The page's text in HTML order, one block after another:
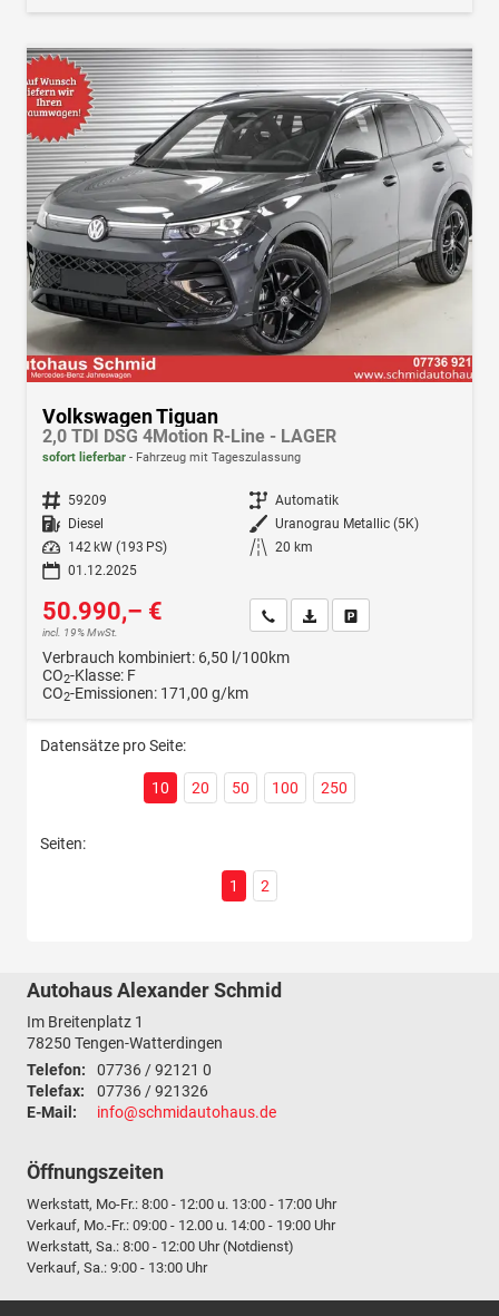
Volkswagen Tiguan
2,0 TDI DSG 4Motion R-Line - LAGER
sofort lieferbar Fahrzeug mit Tageszulassung
Fahrzeugnr. 59209 Getriebe Automatik
Kraftstoff Diesel Außenfarbe Uranograu Metallic (5K)
Leistung
142 kW (193 PS) Kilometerstand 20 km
01.12.2025
50.990,– €
incl. 19% MwSt.
Wir rufen Sie anFahrzeugexposé (PDF)
Verbrauch kombiniert: 6,50 l/100km
CO2-Klasse: F
CO2-Emissionen: 171,00 g/km
Datensätze pro Seite:
10 20 50 100 250
Seiten:
1 2
Autohaus Alexander Schmid
Im Breitenplatz 1
78250 Tengen-Watterdingen
Telefon:
07736 / 92121 0
Telefax:
07736 / 921326
E-Mail:
info@schmidautohaus.de
Öffnungszeiten
Werkstatt, Mo-Fr.: 8:00 - 12:00 u. 13:00 - 17:00 Uhr
Verkauf, Mo.-Fr.: 09:00 - 12.00 u. 14:00 - 19:00 Uhr
Werkstatt, Sa.: 8:00 - 12:00 Uhr (Notdienst)
Verkauf, Sa.: 9:00 - 13:00 Uhr